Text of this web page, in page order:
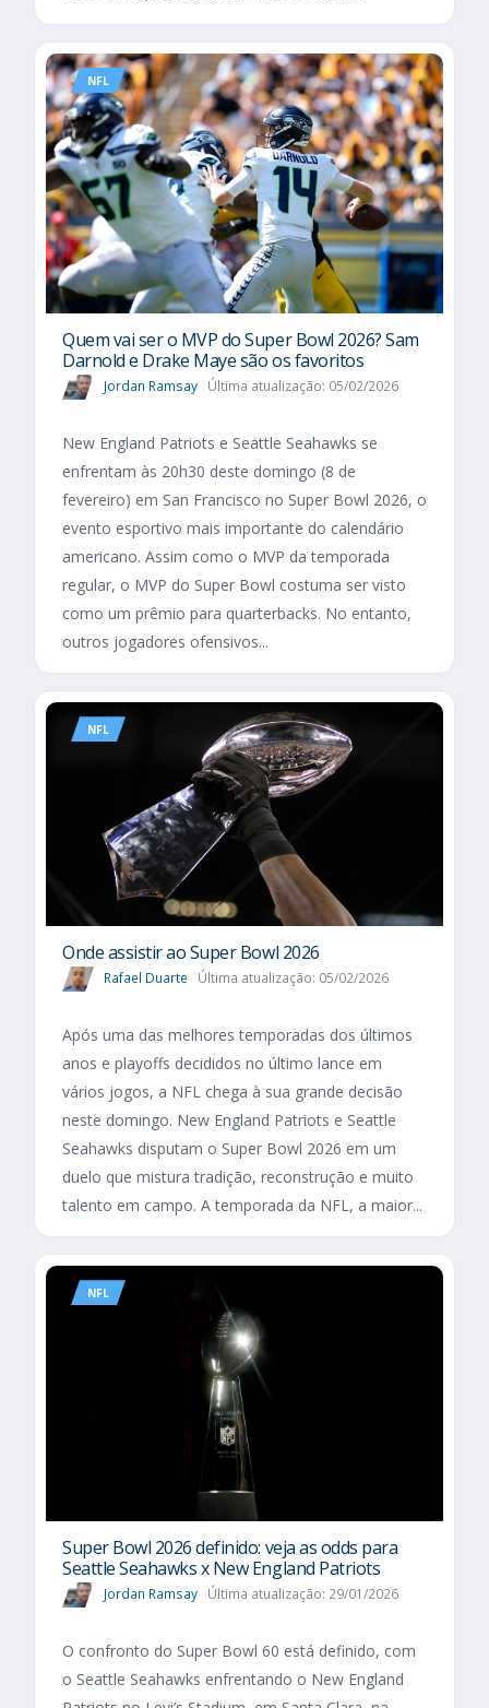
NFL
Quem vai ser o MVP do Super Bowl 2026? Sam
Darnold e Drake Maye são os favoritos
Jordan Ramsay Última atualização: 05/02/2026
New England Patriots e Seattle Seahawks se
enfrentam às 20h30 deste domingo (8 de
fevereiro) em San Francisco no Super Bowl 2026, o
evento esportivo mais importante do calendário
americano. Assim como o MVP da temporada
regular, o MVP do Super Bowl costuma ser visto
como um prêmio para quarterbacks. No entanto,
outros jogadores ofensivos...
NFL
Onde assistir ao Super Bowl 2026
Rafael Duarte Última atualização: 05/02/2026
Após uma das melhores temporadas dos últimos
anos e playoffs decididos no último lance em
vários jogos, a NFL chega à sua grande decisão
neste domingo. New England Patriots e Seattle
Seahawks disputam o Super Bowl 2026 em um
duelo que mistura tradição, reconstrução e muito
talento em campo. A temporada da NFL, a maior...
NFL
Super Bowl 2026 definido: veja as odds para
Seattle Seahawks x New England Patriots
Jordan Ramsay Última atualização: 29/01/2026
O confronto do Super Bowl 60 está definido, com
o Seattle Seahawks enfrentando o New England